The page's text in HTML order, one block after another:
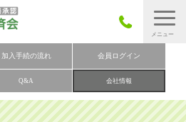
加入手続の流れ 会員ログイン
Q&A 会社情報
労災保険とは
保険の取りまとめ
加入手続きの流れ